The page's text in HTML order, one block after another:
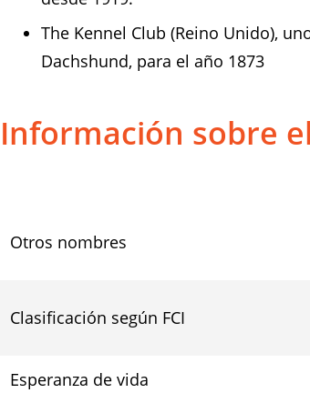
The Kennel Club (Reino Unido),
Dachshund, para el año 1873
Información sobre
Otros nombres
Clasificación según FCI
Esperanza de vida